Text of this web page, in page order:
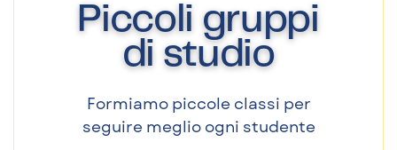
Piccoli gruppi
di studio
Formiamo piccole classi per
seguire meglio ogni studente